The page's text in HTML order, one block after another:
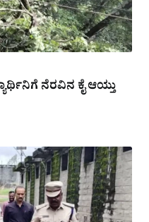
ನೆರವಿನ ಕೈ ಆಯ್ತು